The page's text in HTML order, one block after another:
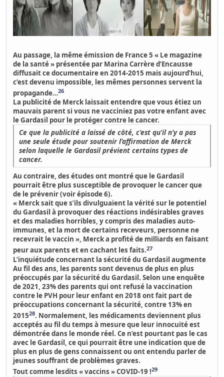
Au passage, la même émission de France 5 « Le magazine
de la santé » présentée par Marina Carrère d’Encausse
diffusait ce documentaire en 2014-2015 mais aujourd’hui,
c’est devenu impossible, les mêmes personnes servent la
propagande…26
La publicité de Merck laissait entendre quevous étiez un
mauvais parent si vous ne vacciniez pas votre enfant avec
le Gardasil pour le protéger contre le cancer.
Ce que la publicité a laissé de côté, c’est qu’il n’y a pas
une seule étude pour soutenir l’affirmation de Merck
selon laquelle le Gardasil prévient certains types de
cancer.
Au contraire, des études ont montré que leGardasil
pourrait être plus susceptible de provoquer le cancer que
de le prévenir(voir épisode 6).
« Merck sait que s’ils divulguaient la vérité sur le potentiel
du Gardasil à provoquer des réactions indésirables graves
et des maladies horribles, y compris des maladies auto-
immunes, et la mort de certains receveurs, personne ne
recevrait le vaccin », Merck a profité de milliards en faisant
peur aux parents et en cachant les faits.27
L’inquiétude concernant la sécurité du Gardasil augmente
Au fil des ans, les parents sont devenus de plus en plus
préoccupés par la sécurité du Gardasil. Selon une enquête
de 2021, 23% des parents qui ont refusé la vaccination
contre le PVH pour leur enfant en 2018 ont fait part de
préoccupations concernant la sécurité, contre 13% en
201528. Normalement, les médicaments deviennent plus
acceptés au fil du temps à mesure que leur innocuité est
démontrée dans le monde réel. Ce n’est pourtant pas le cas
avec le Gardasil, ce qui pourrait être une indication que de
plus en plus de gens connaissent ou ont entendu parler de
jeunes souffrant de problèmes graves.
Tout comme lesdits « vaccins » COVID-19 !29